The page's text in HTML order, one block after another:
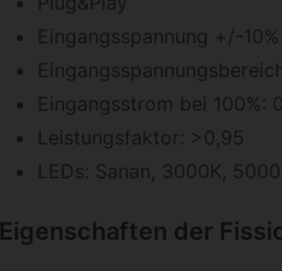
Eingangsspannung +/-
Eingangsstrom bei 100%:
Leistungsfaktor: >0,95
LEDs: Sanan, 3000K,
Eigenschaften der